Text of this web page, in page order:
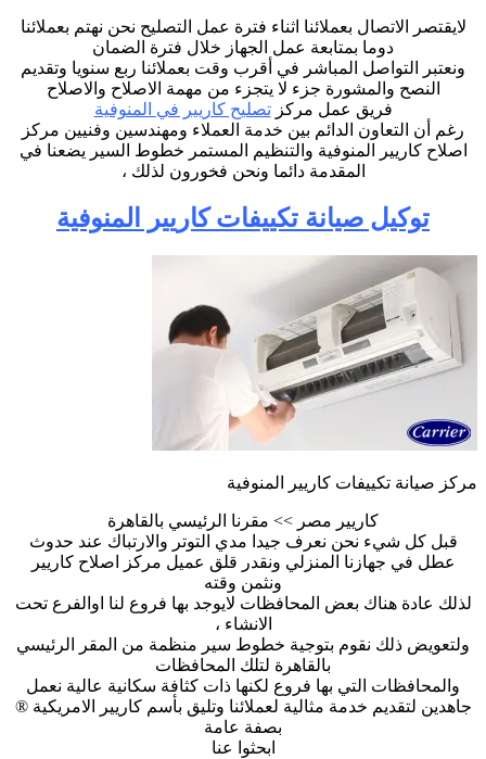
لايقتصر الاتصال بعملائنا اثناء فترة عمل التصليح نحن نهتم بعملائنا
دوما بمتابعة عمل الجهاز خلال فترة الضمان
ونعتبر التواصل المباشر في أقرب وقت بعملائنا ربع سنويا وتقديم
النصح والمشورة جزء لا يتجزء من مهمة الاصلاح والاصلاح
فريق عمل مركزتصليح كاريير في المنوفية
رغم أن التعاون الدائم بين خدمة العملاء ومهندسين وفنيين مركز
اصلاح كاريير المنوفية والتنظيم المستمر خطوط السير يضعنا في
المقدمة دائما ونحن فخورون لذلك ،
توكيل صيانة تكييفات كاريير المنوفية
مركز صيانة تكييفات كاريير المنوفية
كاريير مصر >> مقرنا الرئيسي بالقاهرة
قبل كل شيء نحن نعرف جيدا مدي التوتر والارتباك عند حدوث
عطل في جهازنا المنزلي ونقدر قلق عميل مركز اصلاح كاريير
ونثمن وقته
لذلك عادة هناك بعض المحافظات لايوجد بها فروع لنا اوالفرع تحت
الانشاء ،
ولتعويض ذلك نقوم بتوجية خطوط سير منظمة من المقر الرئيسي
بالقاهرة لتلك المحافظات
والمحافظات التي بها فروع لكنها ذات كثافة سكانية عالية نعمل
جاهدين لتقديم خدمة مثالية لعملائنا وتليق بأسم كاريير الامريكية ®
بصفة عامة
ابحثوا عنا